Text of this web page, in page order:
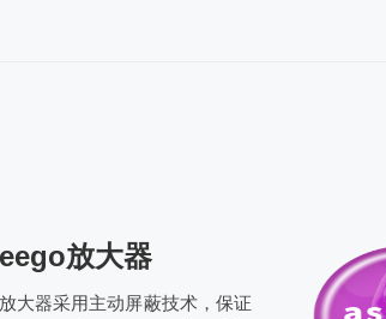
放大器
大器采用主动屏蔽技术，保证